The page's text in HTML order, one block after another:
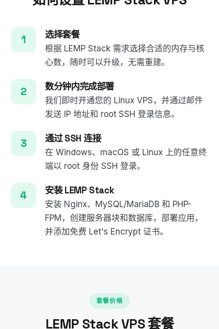
选择套餐
根据 LEMP Stack 需求选择合适的内存与核
心数，随时可以升级，无需重建。
数分钟内完成部署
我们即时开通您的 Linux VPS，并通过邮件
发送 IP 地址和 root SSH 登录信息。
通过 SSH 连接
在 Windows、macOS 或 Linux 上的任意终
端以 root 身份 SSH 登录。
安装 LEMP Stack
安装 Nginx、MySQL/MariaDB 和 PHP-
FPM，创建服务器块和数据库，部署应用，
并添加免费 Let's Encrypt 证书。
套餐价格
LEMP Stack VPS 套餐